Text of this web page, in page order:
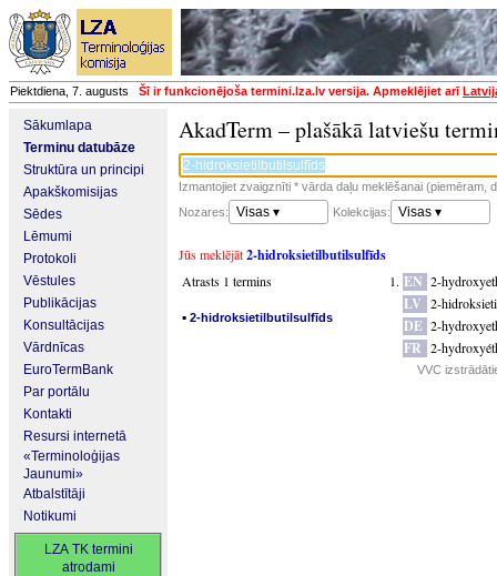
Piektdiena, 7. augusts Šī ir funkcionējoša termini.lza.lv versija. Apmeklējiet arī
Sākumlapa
Terminu datubāze
Struktūra un principi
Apakškomisijas
Sēdes
Lēmumi
Protokoli
Vēstules
Publikācijas
Konsultācijas
Vārdnīcas
EuroTermBank
Par portālu
Kontakti
Resursi internetā
«Terminoloģijas
Jaunumi»
Atbalstītāji
Notikumi
LZA TK termini
atrodami
AkadTerm – plašākā latviešu
Izmantojiet zvaigznīti * vārda daļu meklēšanai (piemēram,
Nozares:
Visas ▾ Kolekcijas: Visas ▾
Jūs meklējāt2-hidroksietilbutilsulfīds
Atrasts 1 termins
▪ 2-hidroksietilbutilsulfīds
EN 2-
LV 2-
DE 2-
FR 2-
VVC